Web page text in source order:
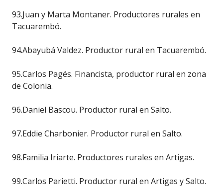
93.Juan y Marta Montaner. Productores rurales en
Tacuarembó.
94.Abayubá Valdez. Productor rural en Tacuarembó.
95.Carlos Pagés. Financista, productor rural en zona
de Colonia.
96.Daniel Bascou. Productor rural en Salto.
97.Eddie Charbonier. Productor rural en Salto.
98.Familia Iriarte. Productores rurales en Artigas.
99.Carlos Parietti. Productor rural en Artigas y Salto.